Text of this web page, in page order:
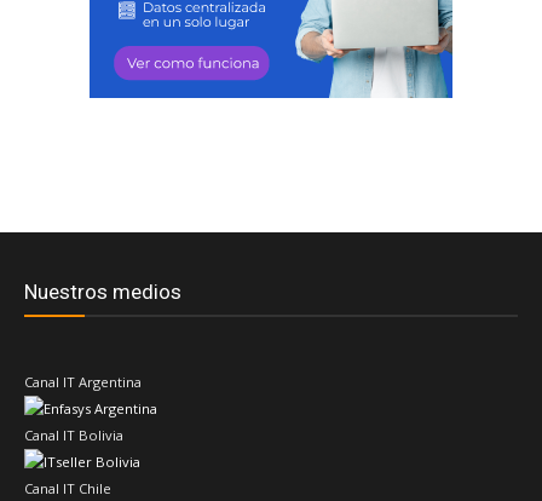
Nuestros medios
Canal IT Argentina
Canal IT Bolivia
Canal IT Chile